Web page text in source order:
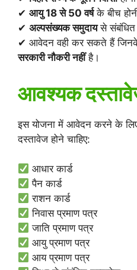
✔ आयु 18 से 50 वर्षके बीच
✔ अल्पसंख्यक समुदायसे संबंधित
✔ आवेदन वही कर सकते हैं जिनके
सरकारी नौकरी नहींहै।
आवश्यक
इस योजना में आवेदन करने के
दस्तावेज होने चाहिए:
आधार कार्ड
पैन कार्ड
राशन कार्ड
निवास प्रमाण पत्र
जाति प्रमाण पत्र
आयु प्रमाण पत्र
आय प्रमाण पत्र